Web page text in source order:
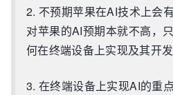
2. 不预期苹果在AI技术上会
对苹果的AI预期本就不高，
何在终端设备上实现及其开
3. 在终端设备上实现AI的重